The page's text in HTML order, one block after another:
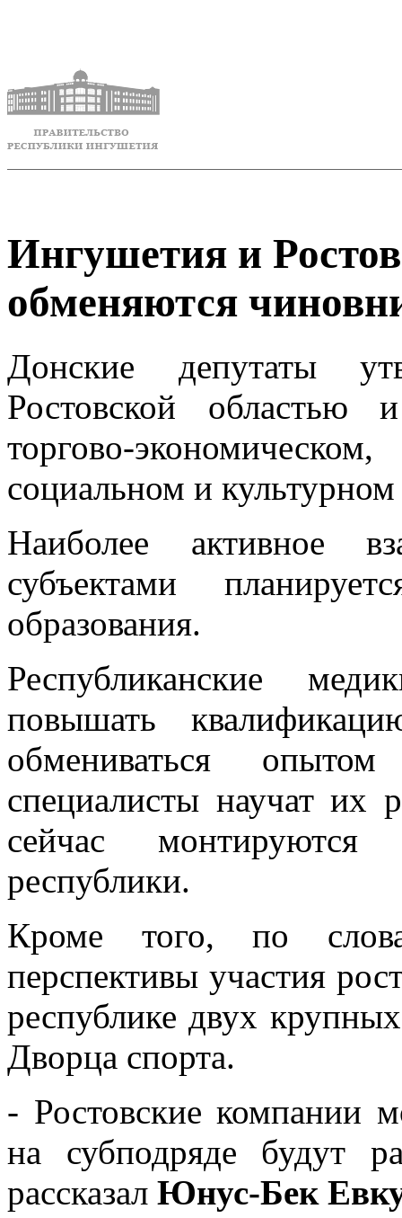
Ингушетия и
обменяются
Донские депутаты
Ростовской областью
торгово-
социальном и культурном
Наиболее активное
субъектами
образования.
Республиканские
повышать
обмениваться
специалисты научат их
сейчас
республики.
Кроме того, по
перспективы участия
республике двух
Дворца спорта.
- Ростовские компании
на субподряде будут
рассказал Юнус-Бек